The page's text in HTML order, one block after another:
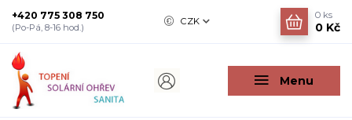
Menu
CZK
+420 775 308 750
(Po-Pá, 8-16 hod.)
0 ks
0 Kč